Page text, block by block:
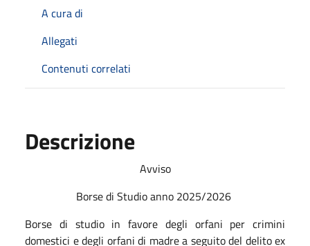
A cura di
Allegati
Contenuti correlati
Descrizione
Avviso
Borse di Studio anno 2025/2026
Borse di studio in favore degli orfani per crimini
domestici e degli orfani di madre a seguito del delito ex